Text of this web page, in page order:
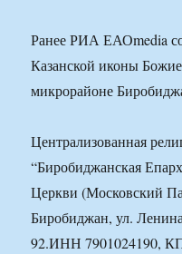
Ранее РИА ЕАОmedia
Казанской иконы
микрорайоне
Централизованная
“Биробиджанская
Церкви (Московский
Биробиджан, ул.
92.ИНН 7901024190,